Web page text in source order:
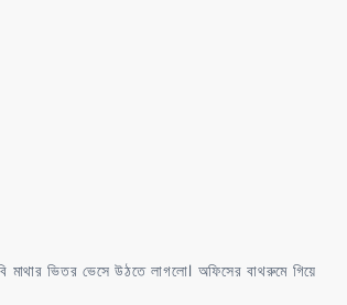
মাথার ভিতর ভেসে উঠতে লাগলো। অফিসের বাথরুমে গিয়ে